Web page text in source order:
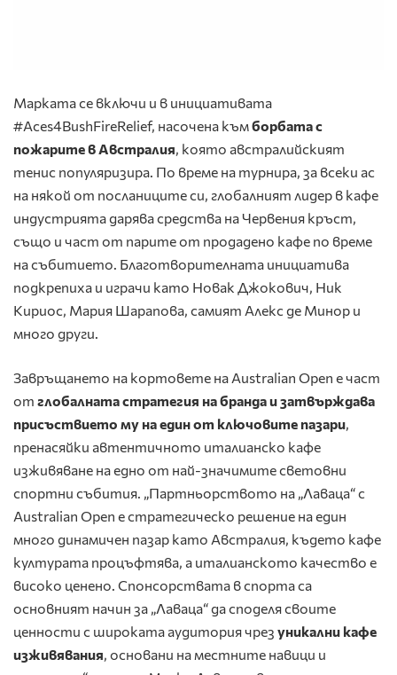
Марката се включи и в инициативата
#Aces4BushFireRelief, насочена къмборбата с
пожарите в Австралия, която австралийският
тенис популяризира. По време на турнира, за всеки ас
на някой от посланиците си, глобалният лидер в кафе
индустрията дарява средства на Червения кръст,
също и част от парите от продадено кафе по време
на събитието. Благотворителната инициатива
подкрепиха и играчи като Новак Джокович, Ник
Кириос, Мария Шарапова, самият Алекс де Минор и
много други.
Завръщането на кортовете на Australian Open е част
от глобалната стратегия на бранда и затвърждава
присъствието му на един от ключовите пазари,
пренасяйки автентичното италианско кафе
изживяване на едно от най-значимите световни
спортни събития. „Партньорството на „Лаваца“ с
Australian Open е стратегическо решение на един
много динамичен пазар като Австралия, където кафе
културата процъфтява, а италианското качество е
високо ценено. Спонсорствата в спорта са
основният начин за „Лаваца“ да споделя своите
ценности с широката аудитория чрез уникални кафе
изживявания, основани на местните навици и